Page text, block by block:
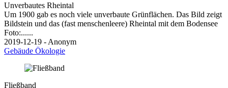
Unverbautes Rheintal
Um 1900 gab es noch viele unverbaute Grünflächen. Das Bild zeigt
Bildstein und das (fast menschenleere) Rheintal mit dem Bodensee
Foto:......
2019-12-19 - Anonym
Gebäude Ökologie
Fließband